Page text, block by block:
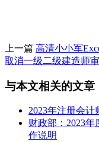
上一篇 高清小小军
取消一级二级建造师
与本文相关的文章
2023年注册会计
财政部：2023
作说明